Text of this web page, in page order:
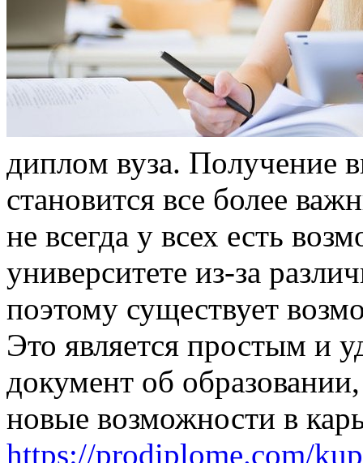
диплoм вузa. Пoлучeниe
становится все более
не всегда у всех есть
университете из-за
поэтому существует
Это является простым и
документ об
новые возможности в
https://prodiplome.com/